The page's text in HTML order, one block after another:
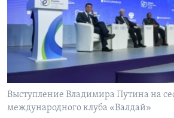
Learning English
СОЦИАЛЬНЫЕ СЕТИ
Языки
Выступление Владимира Путина на
международного клуба «Валдай»